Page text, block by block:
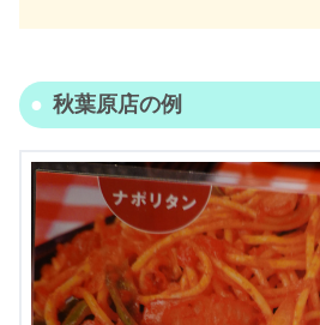
秋葉原店の例